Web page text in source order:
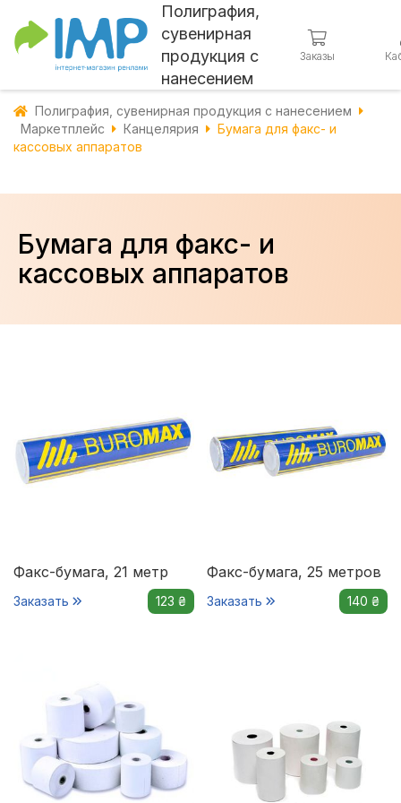
Полиграфия,
сувенирная
продукция с
нанесением
Заказы
Полиграфия, сувенирная продукция с нанесением
Маркетплейс
Канцелярия
Бумага для факс- и
кассовых аппаратов
Бумага для факс- и
кассовых аппаратов
Факс-бумага, 21 метр
Заказать 123 ₴
Факс-бумага, 25 метров
Заказать 140 ₴